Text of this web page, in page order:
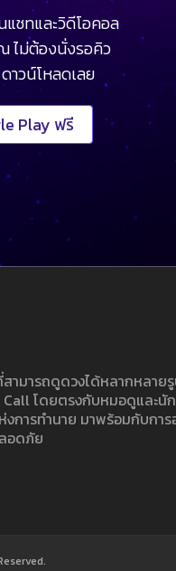
ชทและวิดีโอคอล
ไม่ต้องนั่งรอคิว
าวน์โหลดเลย
Play ฟรี
ามารถดูดวงได้หลากหลาย
Call โดยตรงกับหมอดูและ
การทำนาย มาพร้อมกับกา
อดภัย